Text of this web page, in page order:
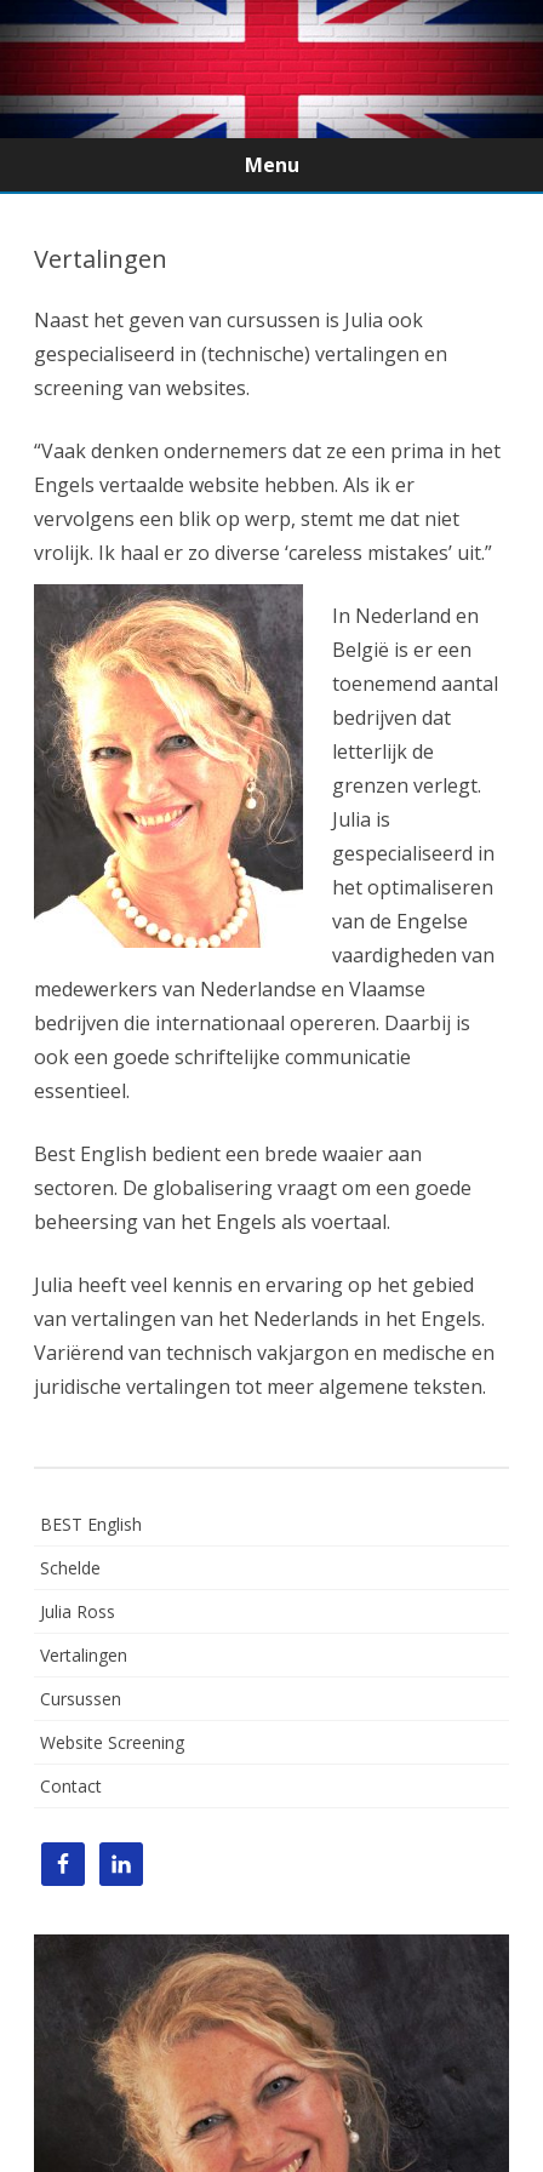
Menu
Vertalingen
Naast het geven van cursussen is Julia ook
gespecialiseerd in (technische) vertalingen en
screening van websites.
“Vaak denken ondernemers dat ze een prima in het
Engels vertaalde website hebben. Als ik er
vervolgens een blik op werp, stemt me dat niet
vrolijk. Ik haal er zo diverse ‘careless mistakes’ uit.”
In Nederland en
België is er een
toenemend aantal
bedrijven dat
letterlijk de
grenzen verlegt.
Julia is
gespecialiseerd in
het optimaliseren
van de Engelse
vaardigheden van
medewerkers van Nederlandse en Vlaamse
bedrijven die internationaal opereren. Daarbij is
ook een goede schriftelijke communicatie
essentieel.
Best English bedient een brede waaier aan
sectoren. De globalisering vraagt om een goede
beheersing van het Engels als voertaal.
Julia heeft veel kennis en ervaring op het gebied
van vertalingen van het Nederlands in het Engels.
Variërend van technisch vakjargon en medische en
juridische vertalingen tot meer algemene teksten.
BEST English
Schelde
Julia Ross
Vertalingen
Cursussen
Website Screening
Contact